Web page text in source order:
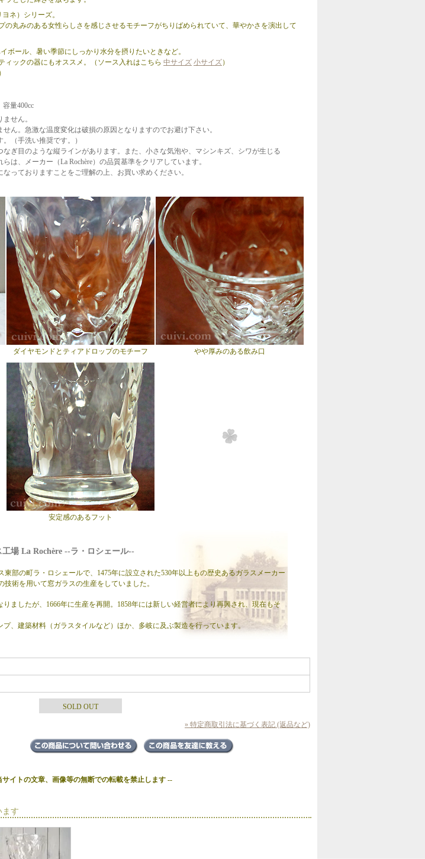
ネ）シリーズ。
の丸みのある女性らしさを感じさせるモチーフがちりばめられていて、華やかさを演出して
ボール、暑い季節にしっかり水分を摂りたいときなど。
ィックの器にもオススメ。（ソース入れはこちら 中サイズ 小サイズ）
量400cc
せん。
せん。急激な温度変化は破損の原因となりますのでお避け下さい。
（手洗い推奨です。）
なぎ目のような縦ラインがあります。また、小さな気泡や、マシンキズ、シワが生じる
は、メーカー（La Rochère）の品質基準をクリアしています。
なっておりますことをご理解の上、お買い求めください。
ダイヤモンドとティアドロップのモチーフ やや厚みのある飲み口
安定感のあるフット
場 La Rochère --ラ・ロシェール--
東部の町ラ・ロシェールで、1475年に設立された530年以上もの歴史あるガラスメーカー
技術を用いて窓ガラスの生産をしていました。
りましたが、1666年に生産を再開。1858年には新しい経営者により再興され、現在もそ
、建築材料（ガラスタイルなど）ほか、多岐に及ぶ製造を行っています。
SOLD OUT
» 特定商取引法に基づく表記 (返品など)
サイトの文章、画像等の無断での転載を禁止します --
ます